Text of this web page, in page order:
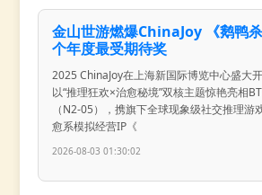
金山世游燃爆ChinaJoy 《鹅鸭
个年度最受期待奖
2025 ChinaJoy在上海新国际博览中心盛大
以“推理狂欢×治愈秘境”双核主题惊艳亮相
（N2-05），携旗下全球现象级社交推理游
愈系模拟经营IP《
2026-08-03 01:30:02